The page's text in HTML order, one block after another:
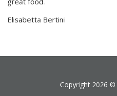
Elisabetta Bertini
Copyright 2026 ©